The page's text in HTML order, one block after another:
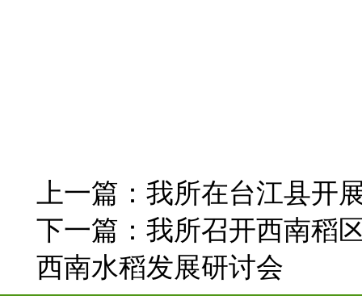
上一篇： 我所在台江县开
下一篇： 我所召开西南稻
西南水稻发展研讨会